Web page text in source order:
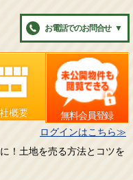
お電話でのお問合せ ▼
概要
無料会員登録
ログインはこちら≫
！土地を売る方法とコツを